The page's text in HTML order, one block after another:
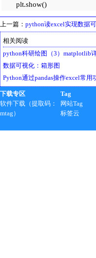
plt.show()
上一篇： python读excel实现数据
相关阅读
python科研绘图（3）matplotlib
数据可视化：箱形图
Python通过pandas操作excel常用
下载专区
软件下载（提取码：
mtag）
Tag
网站Tag
标签云